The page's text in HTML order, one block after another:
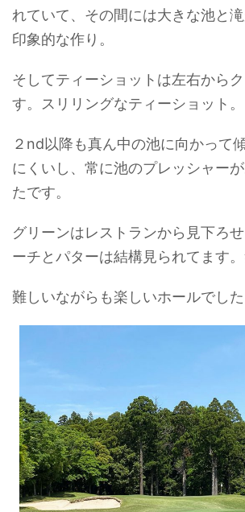
れていて、その間には大きな池と
印象的な作り。
そしてティーショットは左右から
す。スリリングなティーショット。
２nd以降も真ん中の池に向かって
にくいし、常に池のプレッシャー
たです。
グリーンはレストランから見下ろ
ーチとパターは結構見られてます
難しいながらも楽しいホールでした